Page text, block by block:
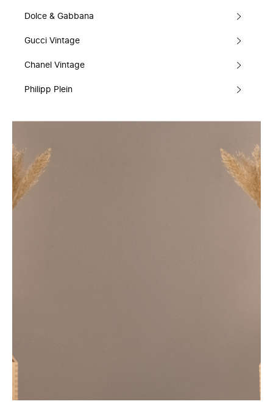
Dolce & Gabbana
Gucci Vintage
Chanel Vintage
Philipp Plein